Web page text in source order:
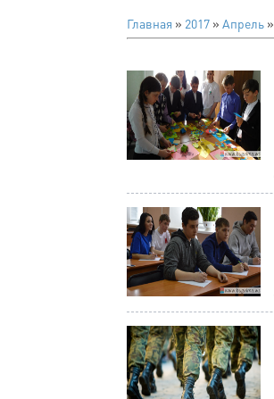
Главная » 2017 » Апрель »